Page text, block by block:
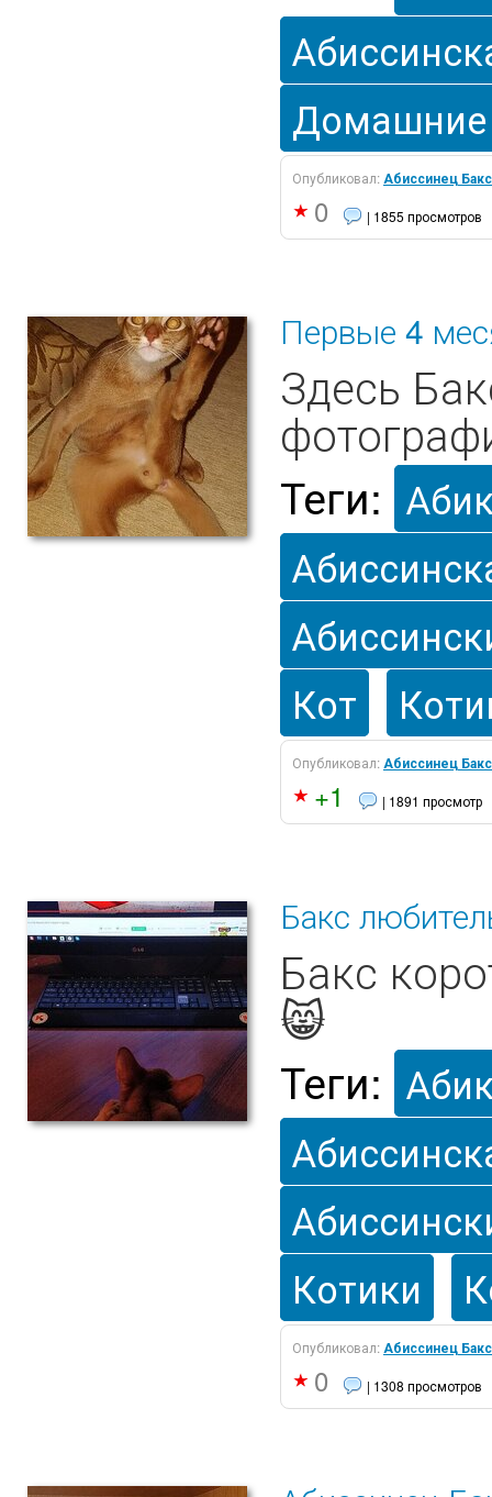
Опубликовал:Абиссинец Бакс
0 | 1855 просмотров
Первые 4
Здесь
Теги:
Кот
Опубликовал:Абиссинец Бакс
+1 | 1891 просмотр
Бакс
Бакс
😸
Теги:
Котики
Опубликовал:Абиссинец Бакс
0 | 1308 просмотров